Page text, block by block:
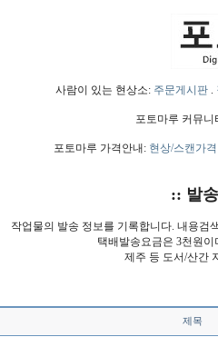
사람이 있는 현상소: 주문게시판.
포토마루 커뮤
포토마루 가격안내: 현상/스캔가격
:: 발
작업물의 발송 정보를 기록합니다. 내용검
택배발송요금은 3천원
제주 등 도서/산간
제목